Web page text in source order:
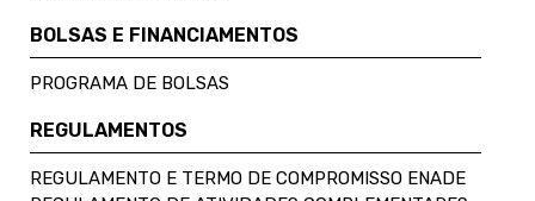
BOLSAS E FINANCIAMENTOS
PROGRAMA DE BOLSAS
REGULAMENTOS
REGULAMENTO E TERMO DE COMPROMISSO ENADE